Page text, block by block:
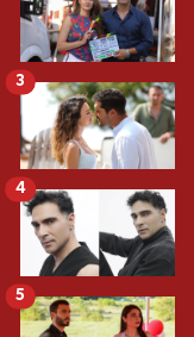
3
4
5